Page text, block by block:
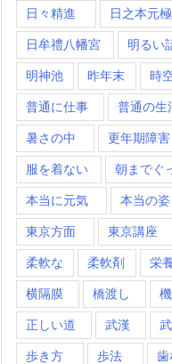
日々精進 日之本元極
日牟禮八幡宮 明るい
明神池 昨年末 時
普通に仕事 普通の生
暑さの中 更年期障害
服を着ない 朝までぐ
本当に元気 本当の姿
東京方面 東京講座
柔軟な 柔軟剤 栄
横隔膜 橋渡し
正しい道 武漢
歩き方 歩法 歯